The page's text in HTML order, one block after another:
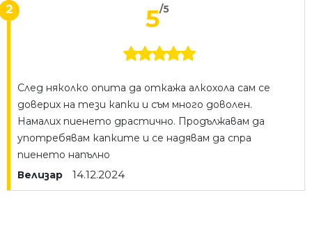
2 5/5
След няколко опита да откажа алкохола сам се
доверих на тези капки и съм много доволен.
Намалих пиенето драстично. Продължавам да
употребявам капките и се надявам да спра
пиенето напълно
Велизар
14.12.2024